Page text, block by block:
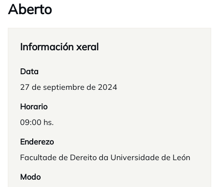
Aberto
Información xeral
Data
27 de septiembre de 2024
Horario
09:00 hs.
Enderezo
Facultade de Dereito da Universidade de León
Modo